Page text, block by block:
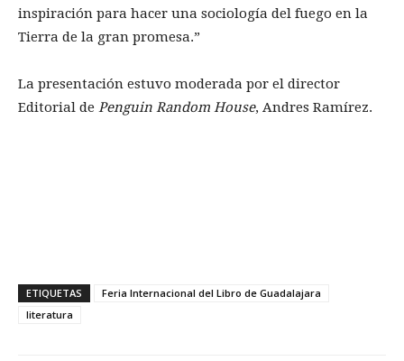
inspiración para hacer una sociología del fuego en la
Tierra de la gran promesa.”
La presentación estuvo moderada por el director
Editorial de Penguin Random House, Andres Ramírez.
ETIQUETAS
Feria Internacional del Libro de Guadalajara
literatura